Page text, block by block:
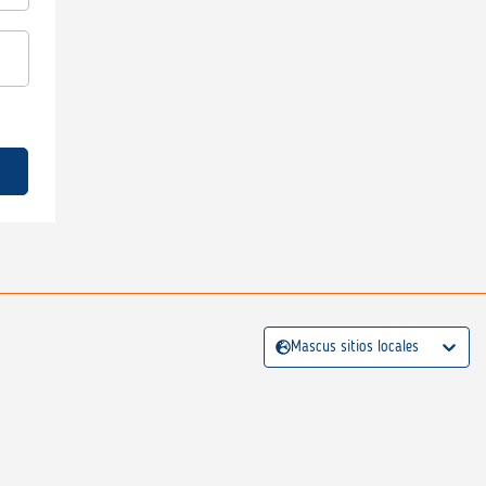
Mascus sitios locales